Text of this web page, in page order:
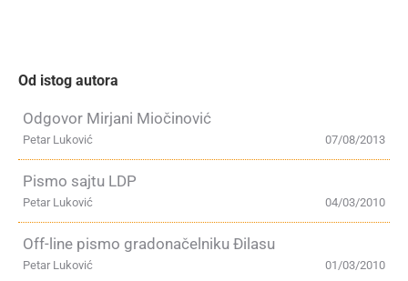
Od istog autora
Odgovor Mirjani Miočinović
07/08/2013
Petar Luković
Pismo sajtu LDP
04/03/2010
Petar Luković
Off-line pismo gradonačelniku Đilasu
01/03/2010
Petar Luković